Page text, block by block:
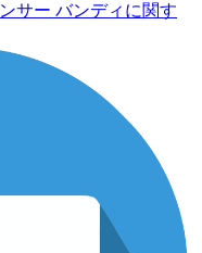
サー バンディに関す